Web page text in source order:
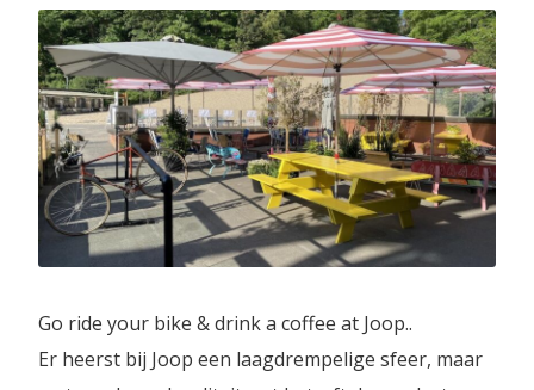
Go ride your bike & drink a coffee at Joop..
Er heerst bij Joop een laagdrempelige sfeer, maar